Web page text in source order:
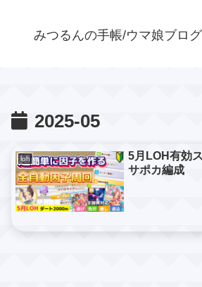
みつるんの手帳/ウマ娘ブロ
2025-05
loh
5月LOH有効
サポカ編成